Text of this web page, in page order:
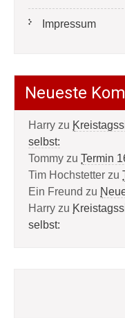
Impressum
Neueste
Harry zu
selbst:
Tommy zu Termin
Tim Hochstetter zu
Ein Freund zu
Harry zu
selbst: